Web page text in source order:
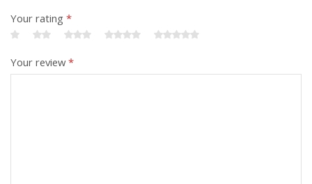
Your rating *
Your review*